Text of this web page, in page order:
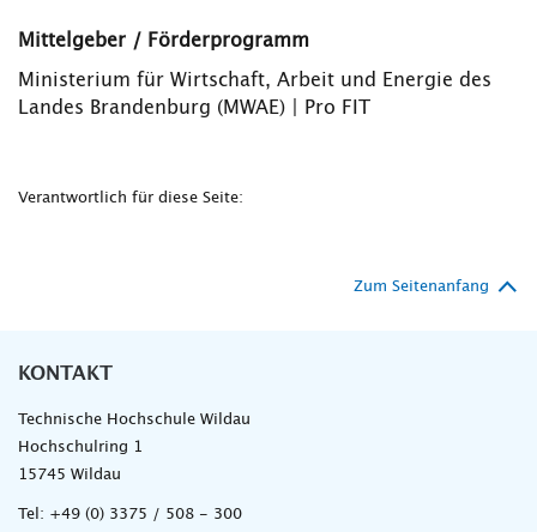
Mittelgeber / Förderprogramm
Ministerium für Wirtschaft, Arbeit und Energie des
Landes Brandenburg (MWAE) | Pro FIT
Verantwortlich für diese Seite:
Zum Seitenanfang
KONTAKT
Technische Hochschule Wildau
Hochschulring 1
15745 Wildau
Tel: +49 (0) 3375 / 508 - 300